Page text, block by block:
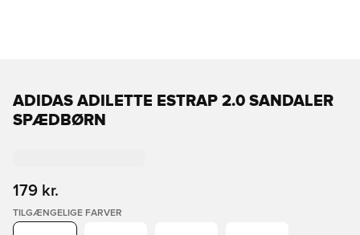
ADIDAS ADILETTE ESTRAP 2.0 SANDALER
SPÆDBØRN
179 kr.
TILGÆNGELIGE FARVER